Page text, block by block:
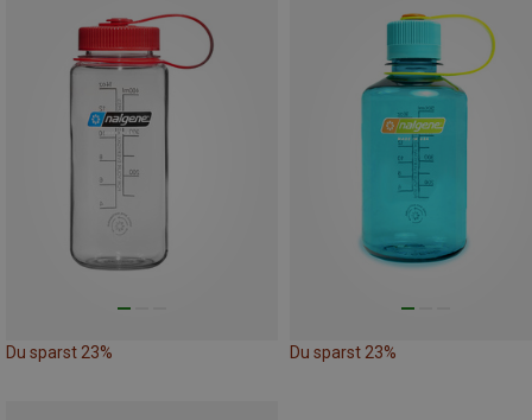
Du sparst 23% Du sparst 23%